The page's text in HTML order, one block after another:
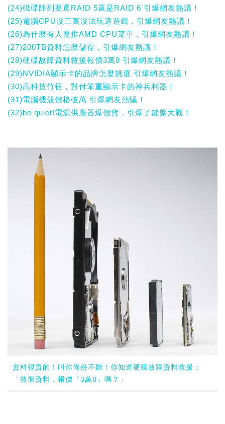
(24)磁碟陣列要選RAID 5還是RAID 6 引爆網友熱議！
(25)電腦CPU沒三萬沒法玩這遊戲，引爆網友熱議！
(26)為什麼有人要推AMD CPU菜單，引爆網友熱議！
(27)200TB資料怎麼儲存，引爆網友熱議！
(28)硬碟故障資料救援報價3萬8 引爆網友熱議！
(29)NVIDIA顯示卡的品牌怎麼挑選 引爆網友熱議！
(30)高科技竹筷，對付笨重顯示卡的神兵利器！
(31)電腦機殼價格破萬 引爆網友熱議！
(32)be quiet!電源供應器爆假貨，引爆了鍵盤大戰！
資料很貴的！叫你備份不聽！你知道硬碟故障資料救援：
「救個資料，報價『3萬8』嗎？」